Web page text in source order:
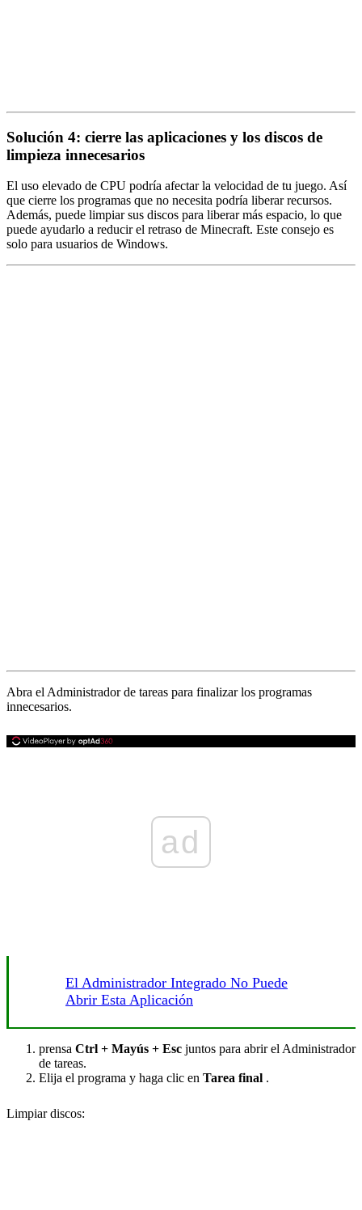
Solución 4: cierre las aplicaciones y los discos de
limpieza innecesarios
El uso elevado de CPU podría afectar la velocidad de tu juego. Así
que cierre los programas que no necesita podría liberar recursos.
Además, puede limpiar sus discos para liberar más espacio, lo que
puede ayudarlo a reducir el retraso de Minecraft. Este consejo es
solo para usuarios de Windows.
Abra el Administrador de tareas para finalizar los programas
innecesarios.
ad
El Administrador Integrado No Puede
Abrir Esta Aplicación
prensa Ctrl + Mayús + Esc juntos para abrir el Administrador
de tareas.
Elija el programa y haga clic en Tarea final .
Limpiar discos: